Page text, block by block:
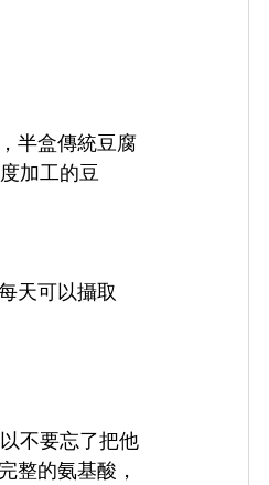
半盒傳統豆腐
加工的豆
天可以攝取
不要忘了把他
整的氨基酸，